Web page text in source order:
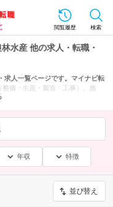
閲覧履歴 検索
水産 他の求人・転職・
求人一覧ページです。マイナビ転
整備・生産・製造・工事）、施
条件からも探せます。
年収 特徴
並び替え